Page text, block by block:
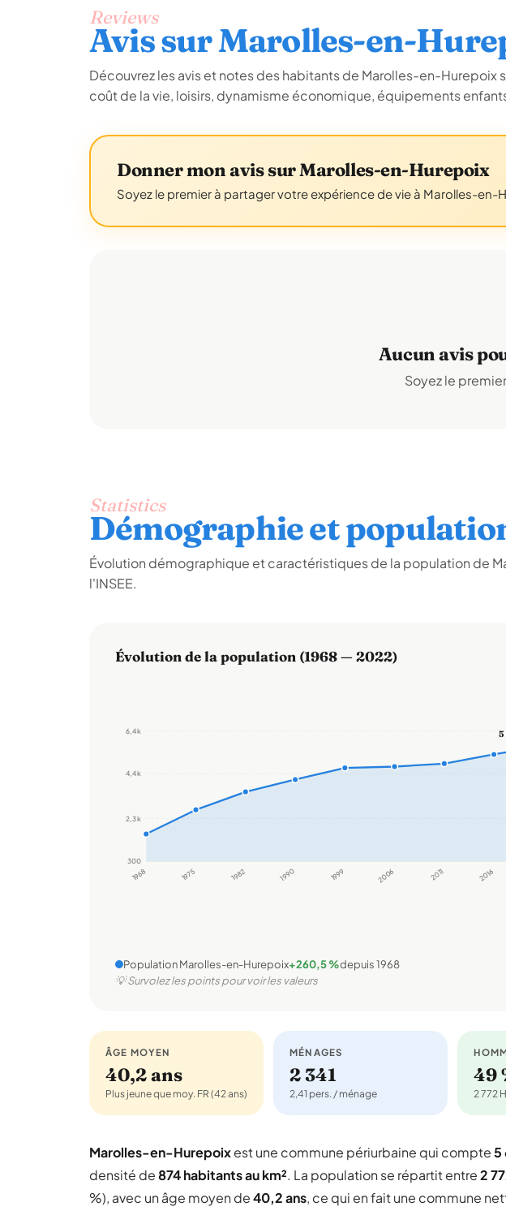
Reviews
Avis sur Marolles-en-
Découvrez les avis et notes des habitants de Marolles-en-Hurepoix
coût de la vie, loisirs, dynamisme économique, équipements
Donner mon avis sur Marolles-en-Hurepoix
Soyez le premier à partager votre expérience de vie à Marolles-en-
Aucun avis
Soyez le
Statistics
Démographie et
Évolution démographique et caractéristiques de la population de
l'INSEE.
Évolution de la population (1968 — 2022)
300
2,3 k
4,4 k
6,4 k
1968 1975 1982 1990 1999 2006 2011 2016
5
Population Marolles-en-Hurepoix+260,5 %depuis 1968
💡 Survolez les points pour voir les valeurs
ÂGE MOYEN
40,2 ans
Plus jeune que moy. FR (42 ans)
MÉNAGES
2 341
2,41 pers. / ménage
49
2 772 H
Marolles-en-Hurepoixest une commune périurbaine qui compte5
densité de874 habitants au km². La population se répartit entre2
%), avec un âge moyen de40,2 ans, ce qui en fait une commune